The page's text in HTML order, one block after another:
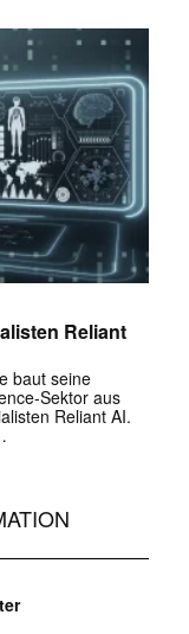
✕
Reliant
baut seine
Sektor aus
Reliant AI.